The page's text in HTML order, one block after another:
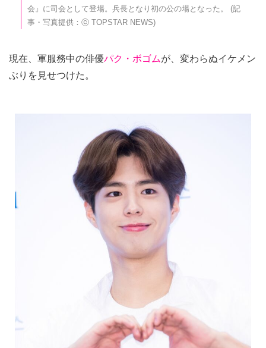
会』に司会として登場。兵長となり初の公の場となった。 (記
事・写真提供：ⓒ TOPSTAR NEWS)
現在、軍服務中の俳優パク・ボゴムが、変わらぬイケメン
ぶりを見せつけた。